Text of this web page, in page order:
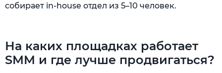
собирает in-house отдел из 5–10 человек.
На каких площадках работает
SMM и где лучше продвигаться?